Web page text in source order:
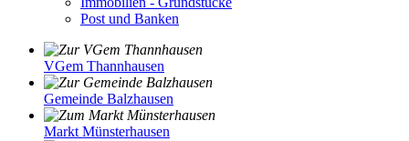
Post und Banken
VGem Thannhausen
Gemeinde Balzhausen
Markt Münsterhausen